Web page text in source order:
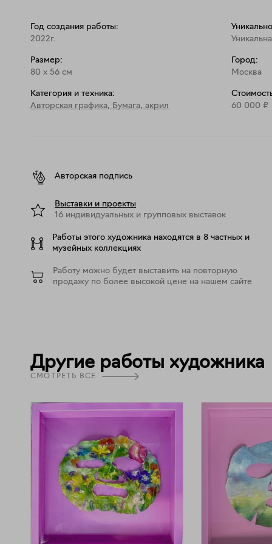
Год создания работы:
2022г.
Размер:
80 x 56 см
Категория и техника:
Авторская графика, Бумага, акрил
Город:
Москва
60 000 ₽
Авторская подпись
Выставки и проекты
16 индивидуальных и групповых выставок
Работы этого художника находятся в 8 частных и
музейных коллекциях
Работу можно будет выставить на повторную
продажу по более высокой цене на нашем сайте
Другие работы художника
СМОТРЕТЬ ВСЕ